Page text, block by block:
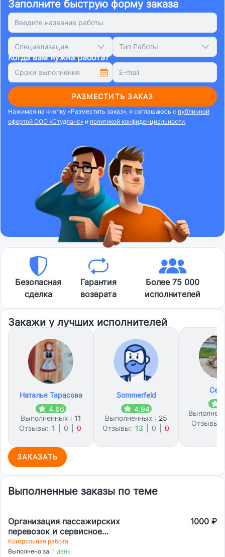
Заполните быструю форму заказа
Специализация Тип Работы
Когда вам нужна работа?
РАЗМЕСТИТЬ ЗАКАЗ
Нажимая на кнопку «Разместить заказ», я соглашаюсь с публичной
офертой ООО «Студланс» и политикой конфиденциальности.
Безопасная
сделка
Гарантия
возврата
Более 75 000
исполнителей
Закажи у лучших исполнителей
Наталья Тарасова
4.66
Выполненных : 11
Отзывы: 1 0 0
Sommerfeld
4.94
Выполненных : 25
Отзывы: 13 0 0
Отзывы:
ЗАКАЗАТЬ
Выполненные заказы по теме
Организация пассажирских
перевозок и сервисное
обслуживание пассажиров на
воздушном транспорте
1000 ₽
Контрольная работа
Выполнено за: 1 день